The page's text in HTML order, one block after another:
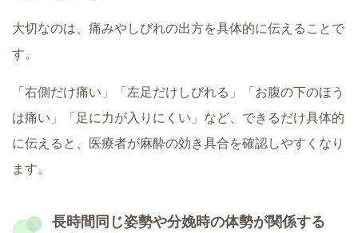
大切なのは、痛みやしびれの出方を具体的に伝えることで
す。
「右側だけ痛い」「左足だけしびれる」「お腹の下のほう
は痛い」「足に力が入りにくい」など、できるだけ具体的
に伝えると、医療者が麻酔の効き具合を確認しやすくなり
ます。
長時間同じ姿勢や分娩時の体勢が関係する